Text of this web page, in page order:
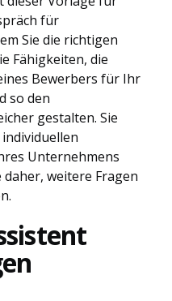
für
Sie die richtigen
Fähigkeiten, die
Bewerbers für Ihr
so den
gestalten. Sie
Unternehmens
weitere Fragen